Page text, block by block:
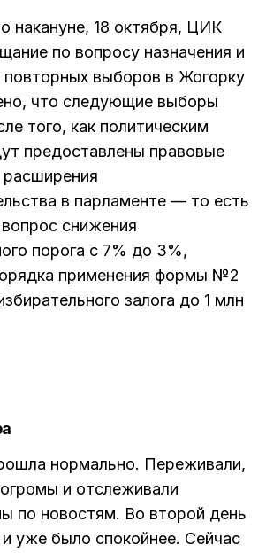
накануне, 18 октября, ЦИК
по вопросу назначения и
повторных выборов в Жогорку
что следующие выборы
того, как политическим
предоставлены правовые
в парламенте — то есть
снижения
порога с 7% до 3%,
применения формы №2
залога до 1 млн
нормально. Переживали,
и отслеживали
по новостям. Во второй день
уже было спокойнее. Сейчас